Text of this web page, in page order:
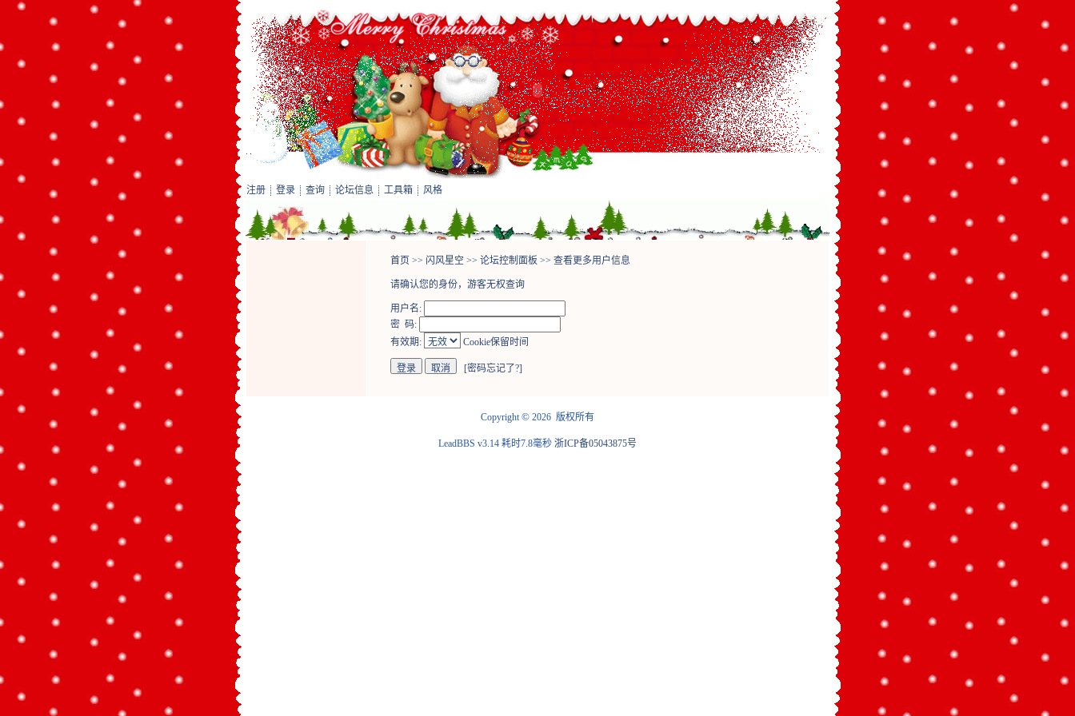
注册 登录 查询 论坛信息 工具箱 风格
首页 >> 闪风星空 >> 论坛控制面板 >> 查看更多用户信息
请确认您的身份，游客无权查询
用户名:
密 码:
有效期:
Cookie保留时间
[密码忘记了?]
Copyright© 2026 版权所有
LeadBBS v3.14 耗时7.8毫秒 浙ICP备05043875号